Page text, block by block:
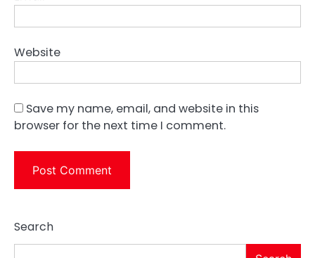
Website
Save my name, email, and website in this
browser for the next time I comment.
Search